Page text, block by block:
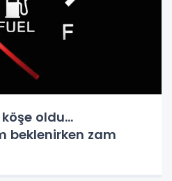
oldu...
beklenirken zam